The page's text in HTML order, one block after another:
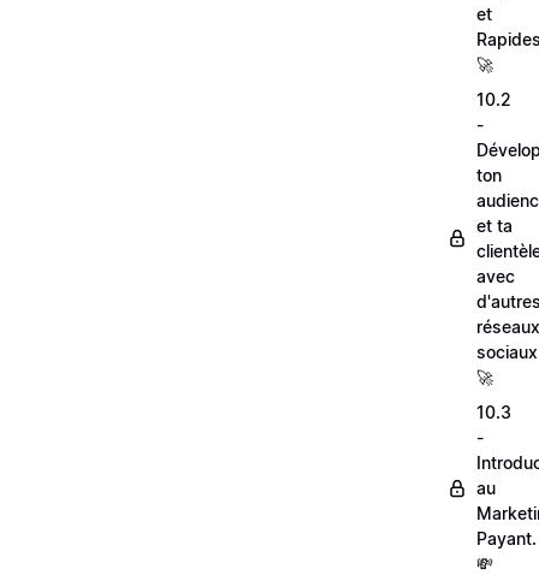
et
🚀
10.2
-
ton
et ta
avec
réseaux
🚀
10.3
-
au
Payant.
💸